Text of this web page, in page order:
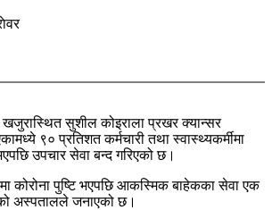
सुशील कोइराला प्रखर क्यान्सर
९० प्रतिशत कर्मचारी तथा स्वास्थ्यकर्मीमा
उपचार सेवा बन्द गरिएको छ।
कोरोना पुष्टि भएपछि आकस्मिक बाहेकका सेवा एक
अस्पतालले जनाएको छ।